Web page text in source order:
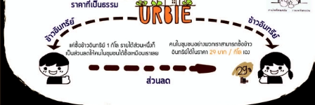
การลดหย่อนภาษี
แฟนคลับศิลปิน
FAQ ผู้บริจาค
ส่งโครงการ
FAQ เจ้าของโครงการ